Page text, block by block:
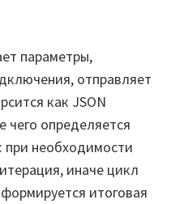
параметры,
отправляет
как JSON
чего определяется
при необходимости
иначе цикл
итоговая